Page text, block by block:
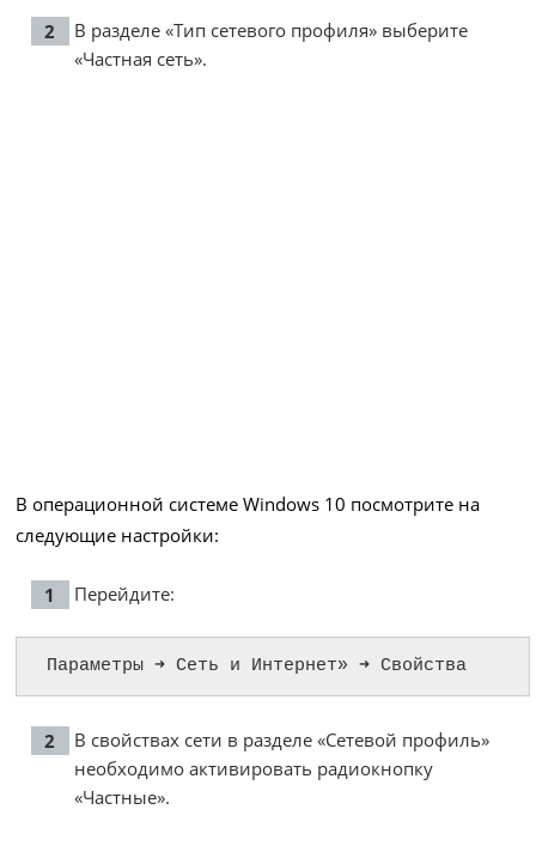
В разделе «Тип сетевого профиля» выберите
«Частная сеть».
В операционной системе Windows 10 посмотрите на
следующие настройки:
Перейдите:
Параметры ➜ Сеть и Интернет» ➜ Свойства
В свойствах сети в разделе «Сетевой профиль»
необходимо активировать радиокнопку
«Частные».